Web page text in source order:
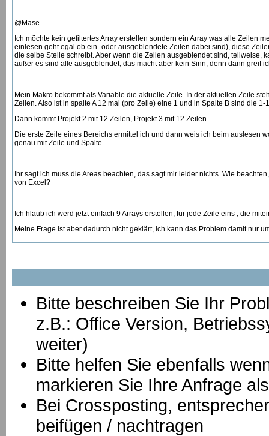
@Mase
Ich möchte kein gefiltertes Array erstellen sondern ein Array was alle Zeilen
einlesen geht egal ob ein- oder ausgeblendete Zeilen dabei sind), diese
die selbe Stelle schreibt. Aber wenn die Zeilen ausgeblendet sind, teilweise,
außer es sind alle ausgeblendet, das macht aber kein Sinn, denn dann greif
Mein Makro bekommt als Variable die aktuelle Zeile. In der aktuellen Zeile
Zeilen. Also ist in spalte A 12 mal (pro Zeile) eine 1 und in Spalte B sind die 1-
Dann kommt Projekt 2 mit 12 Zeilen, Projekt 3 mit 12 Zeilen.
Die erste Zeile eines Bereichs ermittel ich und dann weis ich beim auslesen
genau mit Zeile und Spalte.
Ihr sagt ich muss die Areas beachten, das sagt mir leider nichts. Wie
von Excel?
Ich hlaub ich werd jetzt einfach 9 Arrays erstellen, für jede Zeile eins , die
Meine Frage ist aber dadurch nicht geklärt, ich kann das Problem damit nur
Bitte beschreiben Sie Ihr
z.B.: Office Version,
weiter)
Bitte helfen Sie ebenfalls
markieren Sie Ihre Anfrage
Bei Crossposting,
beifügen / nachtragen